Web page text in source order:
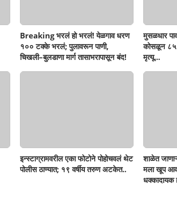
Breaking भरलं हो भरलं! येळगाव धरण
१०० टक्के भरलं; पुलावरून पाणी,
चिखली–बुलडाणा मार्ग तासाभरापासून बंद!
मुसळधार
कोसळून ८५
मृत्यू...
इन्स्टाग्रामवरील एका फोटोने पोहोचवलं थेट
पोलीस ठाण्यात; १९ वर्षीय तरुण अटकेत..
शाळेत
मला खूप